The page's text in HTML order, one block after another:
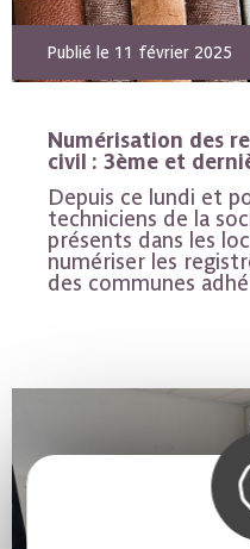
Publié le 11 février 2025
Numérisation des
civil : 3ème et
Depuis ce lundi et
techniciens de la
présents dans les
numériser les
des communes